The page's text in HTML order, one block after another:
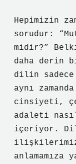
Hepimizin
sorudur:
midir?”
daha derin
dilin sadece
aynı
cinsiyeti,
adaleti
içeriyor.